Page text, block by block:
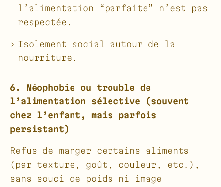
l’alimentation “parfaite” n’est pas
respectée.
Isolement social autour de la
nourriture.
6. Néophobie ou trouble de
l’alimentation sélective (souvent
chez l’enfant, mais parfois
persistant)
Refus de manger certains aliments
(par texture, goût, couleur, etc.),
sans souci de poids ni image